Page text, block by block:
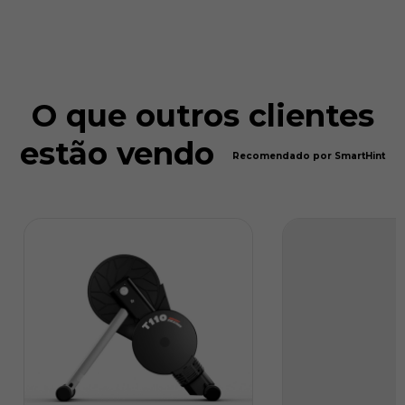
O que outros clientes
estão vendo
Recomendado por SmartHint